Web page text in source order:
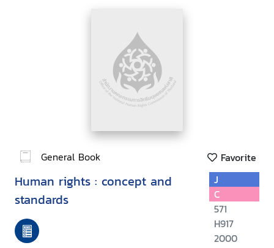
General Book Favorite
Human rights : concept and
standards
J
C
571
H917
2000